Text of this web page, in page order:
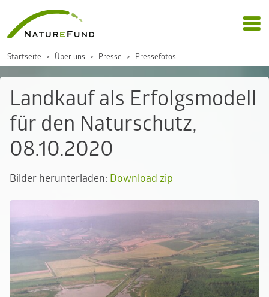
Startseite Über uns Presse Pressefotos
Landkauf als Erfolgsmodell
für den Naturschutz,
08.10.2020
Bilder herunterladen: Download zip